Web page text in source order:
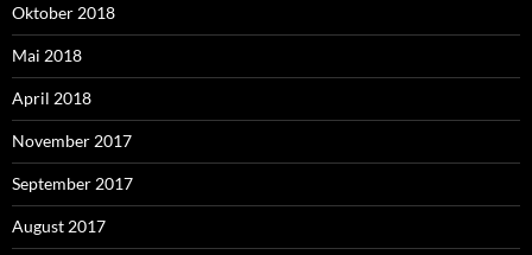
Oktober 2018
Mai 2018
April 2018
November 2017
September 2017
August 2017